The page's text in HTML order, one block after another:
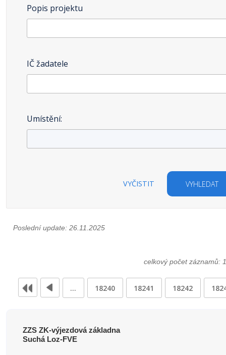
Popis projektu
IČ žadatele
Umístění:
VYČISTIT VYHLEDAT
Poslední update: 26.11.2025
celkový počet záznamů:
… 18240 18241 18242
ZZS ZK-výjezdová základna
Suchá Loz-FVE